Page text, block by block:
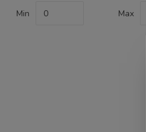
Min Max